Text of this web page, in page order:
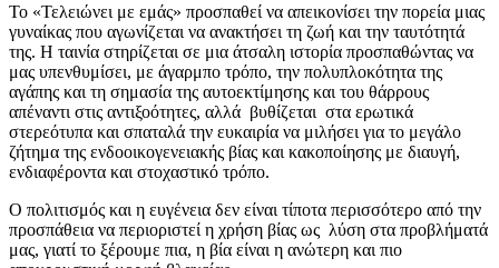
Το «Τελειώνει με εμάς» προσπαθεί να απεικονίσει την πορεία μιας
γυναίκας που αγωνίζεται να ανακτήσει τη ζωή και την ταυτότητά
της. Η ταινία στηρίζεται σε μια άτσαλη ιστορία προσπαθώντας να
μας υπενθυμίσει, με άγαρμπο τρόπο, την πολυπλοκότητα της
αγάπης και τη σημασία της αυτοεκτίμησης και του θάρρους
απέναντι στις αντιξοότητες, αλλά βυθίζεται στα ερωτικά
στερεότυπα και σπαταλά την ευκαιρία να μιλήσει για το μεγάλο
ζήτημα της ενδοοικογενειακής βίας και κακοποίησης με διαυγή,
ενδιαφέροντα και στοχαστικό τρόπο.
Ο πολιτισμός και η ευγένεια δεν είναι τίποτα περισσότερο από την
προσπάθεια να περιοριστεί η χρήση βίας ως λύση στα προβλήματά
μας, γιατί το ξέρουμε πια, η βία είναι η ανώτερη και πιο